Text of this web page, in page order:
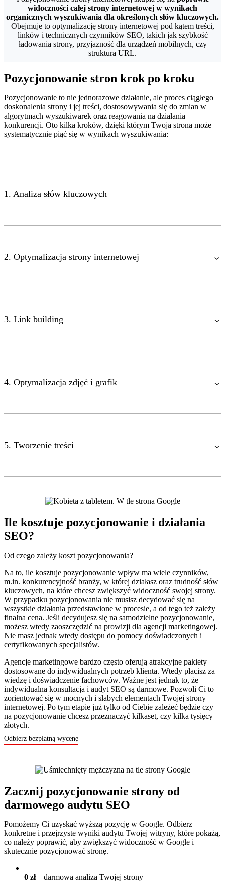
widoczności całej strony internetowej w wynikach
organicznych wyszukiwania dla określonych słów kluczowych.
Obejmuje to optymalizację strony internetowej pod kątem treści,
linków i technicznych czynników SEO, takich jak szybkość
ładowania strony, przyjazność dla urządzeń mobilnych, czy
struktura URL.
Pozycjonowanie stron krok po kroku
Pozycjonowanie to nie jednorazowe działanie, ale proces ciągłego
doskonalenia strony i jej treści, dostosowywania się do zmian w
algorytmach wyszukiwarek oraz reagowania na działania
konkurencji. Oto kilka kroków, dzięki którym Twoja strona może
systematycznie piąć się w wynikach wyszukiwania:
1. Analiza słów kluczowych
2. Optymalizacja strony internetowej
3. Link building
4. Optymalizacja zdjęć i grafik
5. Tworzenie treści
Ile kosztuje pozycjonowanie i działania
SEO?
Od czego zależy koszt pozycjonowania?
Na to, ile kosztuje pozycjonowanie wpływ ma wiele czynników,
m.in. konkurencyjność branży, w której działasz oraz trudność słów
kluczowych, na które chcesz zwiększyć widoczność swojej strony.
W przypadku pozycjonowania nie musisz decydować się na
wszystkie działania przedstawione w procesie, a od tego też zależy
finalna cena. Jeśli decydujesz się na samodzielne pozycjonowanie,
możesz wtedy zaoszczędzić na prowizji dla agencji marketingowej.
Nie masz jednak wtedy dostępu do pomocy doświadczonych i
certyfikowanych specjalistów.
Agencje marketingowe bardzo często oferują atrakcyjne pakiety
dostosowane do indywidualnych potrzeb klienta. Wtedy płacisz za
wiedzę i doświadczenie fachowców. Ważne jest jednak to, że
indywidualna konsultacja i audyt SEO są darmowe. Pozwoli Ci to
zorientować się w mocnych i słabych elementach Twojej strony
internetowej. Po tym etapie już tylko od Ciebie zależeć będzie czy
na pozycjonowanie chcesz przeznaczyć kilkaset, czy kilka tysięcy
złotych.
Odbierz bezpłatną wycenę
Zacznij pozycjonowanie strony od
darmowego audytu SEO
Pomożemy Ci uzyskać wyższą pozycję w Google. Odbierz
konkretne i przejrzyste wyniki audytu Twojej witryny, które pokażą,
co należy poprawić, aby zwiększyć widoczność w Google i
skutecznie pozycjonować stronę.
0 zł– darmowa analiza Twojej strony